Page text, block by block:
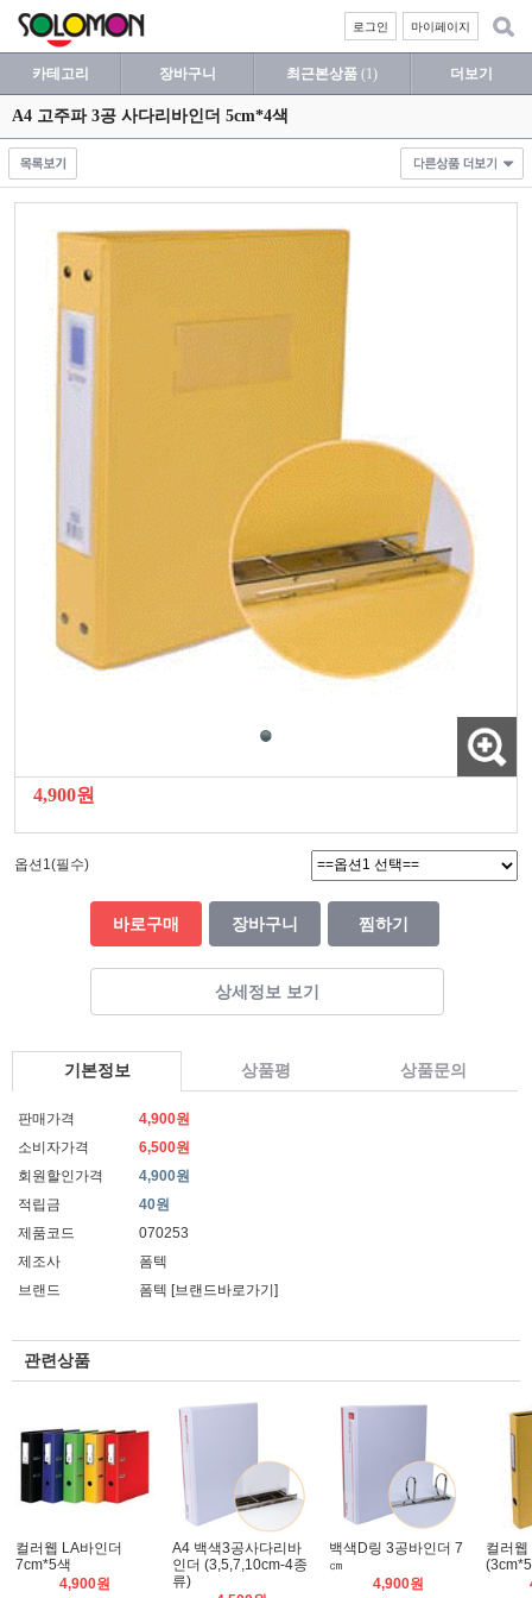
마이페이지
로그인
카테고리 장바구니 최근본상품 (1) 더보기
A4 고주파 3공 사다리바인더 5cm*4색
4,900원
옵션1(필수)
바로구매 장바구니 찜하기
상세정보 보기
기본정보 상품평 상품문의
판매가격
4,900원
소비자가격
6,500원
회원할인가격
4,900원
적립금
40원
제품코드
070253
제조사
폼텍
브랜드
폼텍 [브랜드바로가기]
관련상품
컬러웹 LA바인더
7cm*5색
4,900원
A4 백색3공사다리바
인더 (3,5,7,10cm-4종
류)
백색D링 3공바인더 7
㎝
4,900원
컬러